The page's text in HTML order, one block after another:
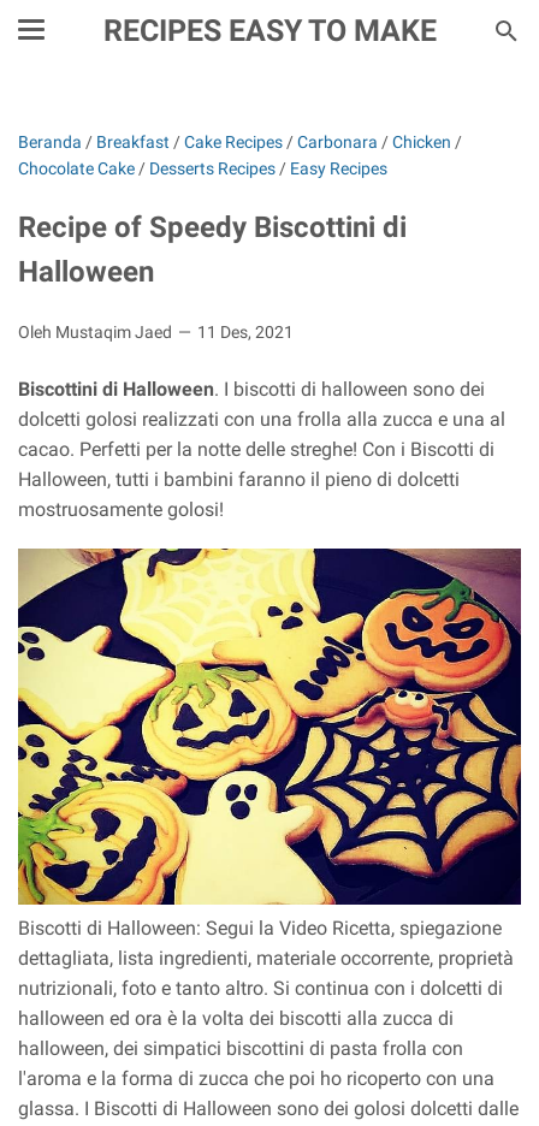
RECIPES EASY TO MAKE
Beranda / Breakfast /Cake Recipes /Carbonara /Chicken /
Chocolate Cake / Desserts Recipes / Easy Recipes
Recipe of Speedy Biscottini di
Halloween
Oleh Mustaqim Jaed 11 Des, 2021
Biscottini di Halloween. I biscotti di halloween sono dei
dolcetti golosi realizzati con una frolla alla zucca e una al
cacao. Perfetti per la notte delle streghe! Con i Biscotti di
Halloween, tutti i bambini faranno il pieno di dolcetti
mostruosamente golosi!
Biscotti di Halloween: Segui la Video Ricetta, spiegazione
dettagliata, lista ingredienti, materiale occorrente, proprietà
nutrizionali, foto e tanto altro. Si continua con i dolcetti di
halloween ed ora è la volta dei biscotti alla zucca di
halloween, dei simpatici biscottini di pasta frolla con
l'aroma e la forma di zucca che poi ho ricoperto con una
glassa. I Biscotti di Halloween sono dei golosi dolcetti dalle